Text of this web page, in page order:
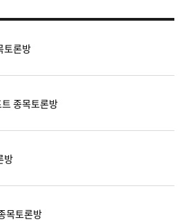
토론방
종목토론방
방
목토론방